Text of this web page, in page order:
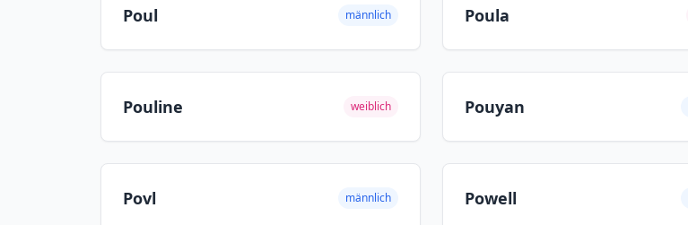
Poul männlich Poula
Pouline weiblich Pouyan
Povl männlich Powell